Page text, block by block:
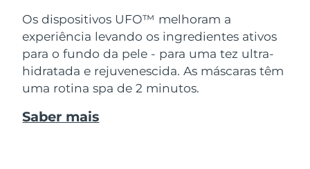
Os dispositivos UFO™ melhoram a
experiência levando os ingredientes ativos
para o fundo da pele - para uma tez ultra-
hidratada e rejuvenescida. As máscaras têm
uma rotina spa de 2 minutos.
Saber mais